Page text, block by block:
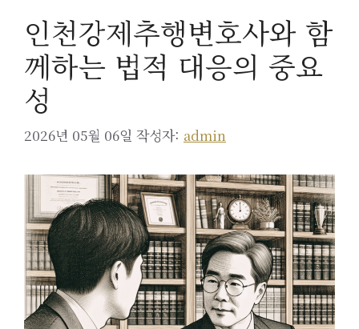
인천강제추행변호사와 함
께하는 법적 대응의 중요
성
2026년 05월 06일 작성자: admin